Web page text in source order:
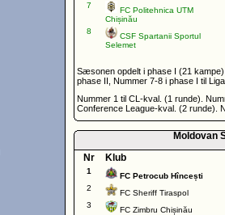
7
FC Politehnica UTM
Chișinău
8
CSF Spartanii Sportul
Selemet
Sæsonen opdelt i phase I (21
phase II, Nummer 7-8 i phase I til
Nummer 1 til CL-kval. (1 runde).
Conference League-kval. (2 runde).
Moldovan
Nr
Klub
1
FC Petrocub Hîncești
2
FC Sheriff Tiraspol
3
FC Zimbru Chișinău